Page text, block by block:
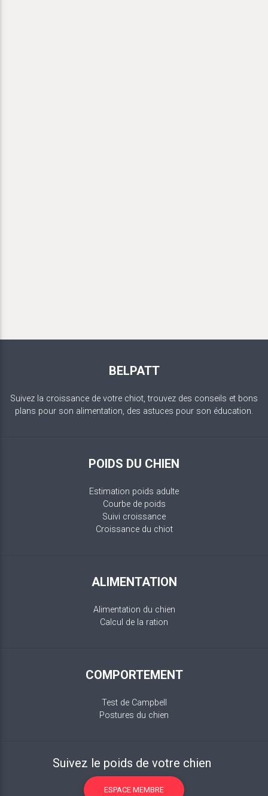
BELPATT
Suivez la croissance de votre chiot, trouvez des conseils et bons
plans pour son alimentation, des astuces pour son éducation.
POIDS DU CHIEN
Estimation poids adulte
Courbe de poids
Suivi croissance
Croissance du chiot
ALIMENTATION
Alimentation du chien
Calcul de la ration
COMPORTEMENT
Test de Campbell
Postures du chien
Suivez le poids de votre chien
ESPACE MEMBRE